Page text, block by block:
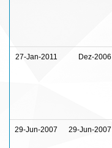
27-Jan-2011 Dez-2006
29-Jun-2007 29-Jun-2007